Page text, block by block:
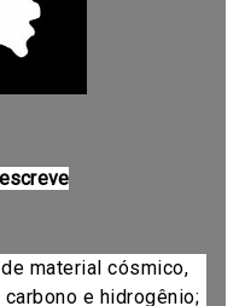
material cósmico,
e hidrogênio;